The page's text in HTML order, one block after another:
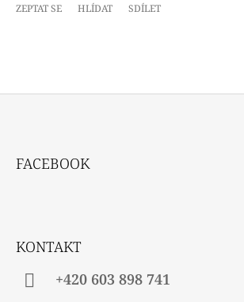
ZEPTAT SE HLÍDAT SDÍLET
FACEBOOK
KONTAKT
+420 603 898 741